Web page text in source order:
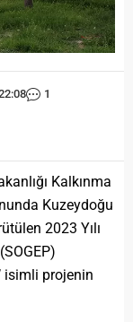
1
Kalkınma
Kuzeydoğu
2023 Yılı
isimli projenin